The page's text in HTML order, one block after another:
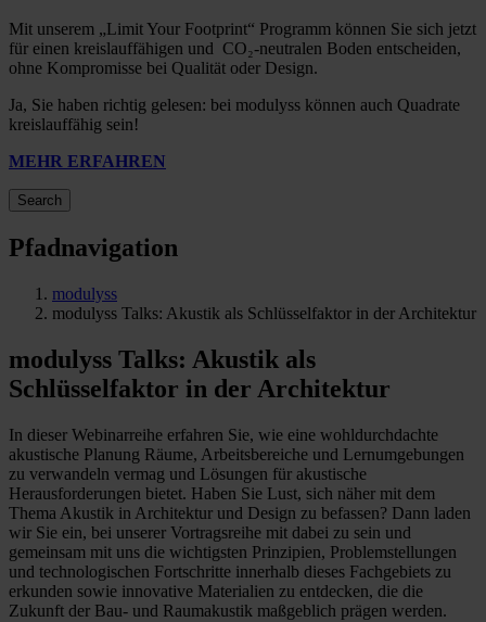
Mit unserem „Limit Your Footprint“ Programm können Sie sich jetzt
für einen kreislauffähigen und CO₂-neutralen Boden entscheiden,
ohne Kompromisse bei Qualität oder Design.
Ja, Sie haben richtig gelesen: bei modulyss können auch Quadrate
kreislauffähig sein!
MEHR ERFAHREN
Search
Pfadnavigation
modulyss
modulyss Talks: Akustik als Schlüsselfaktor in der Architektur
modulyss Talks: Akustik als
Schlüsselfaktor in der Architektur
In dieser Webinarreihe erfahren Sie, wie eine wohldurchdachte
akustische Planung Räume, Arbeitsbereiche und Lernumgebungen
zu verwandeln vermag und Lösungen für akustische
Herausforderungen bietet. Haben Sie Lust, sich näher mit dem
Thema Akustik in Architektur und Design zu befassen? Dann laden
wir Sie ein, bei unserer Vortragsreihe mit dabei zu sein und
gemeinsam mit uns die wichtigsten Prinzipien, Problemstellungen
und technologischen Fortschritte innerhalb dieses Fachgebiets zu
erkunden sowie innovative Materialien zu entdecken, die die
Zukunft der Bau- und Raumakustik maßgeblich prägen werden.